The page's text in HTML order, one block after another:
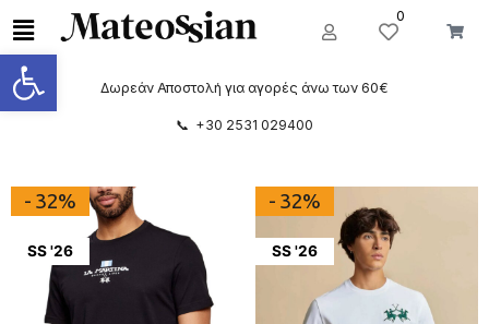
Ανοίξτε τη γραμμή εργαλείων
0
Δωρεάν Αποστολή για αγορές άνω των 60€
📞 +30 2531 029400
SS '26
- 32%
SS '26
- 32%